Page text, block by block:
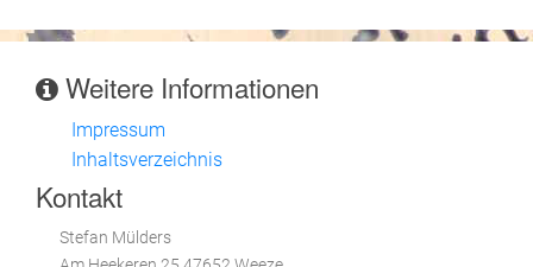
Weitere Informationen
Impressum
Inhaltsverzeichnis
Kontakt
Stefan Mülders